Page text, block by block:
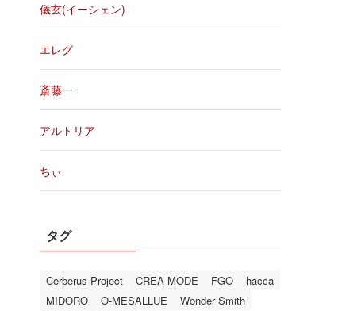
儀玄(イーシェン)
エレグ
斎藤一
アルトリア
ちぃ
タグ
Cerberus Project CREA MODE FGO
hacca
MIDORO
O-MESALLUE
Wonder Smith